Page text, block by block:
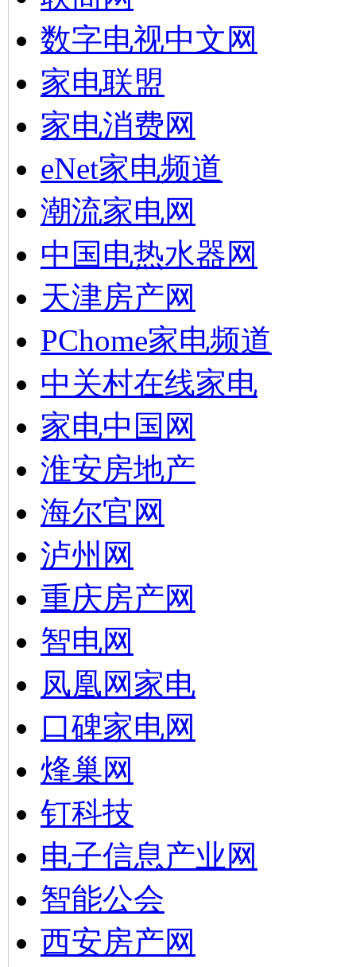
数字电视中文网
家电联盟
家电消费网
eNet家电频道
潮流家电网
中国电热水器网
天津房产网
PChome家电频道
中关村在线家电
家电中国网
淮安房地产
海尔官网
泸州网
重庆房产网
智电网
凤凰网家电
口碑家电网
烽巢网
钉科技
电子信息产业网
智能公会
西安房产网